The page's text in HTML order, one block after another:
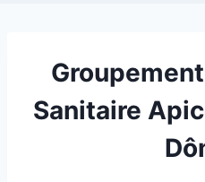
Sanitaire